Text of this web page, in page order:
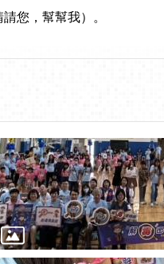
您，幫幫我）。